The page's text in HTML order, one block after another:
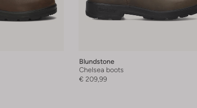
Blundstone
Chelsea boots
€ 209,99